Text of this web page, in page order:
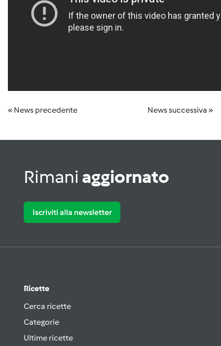
News successiva »
« News precedente
Rimani aggiornato
Iscriviti alla newsletter
Ricette
Cerca ricette
Categorie
Ultime ricette